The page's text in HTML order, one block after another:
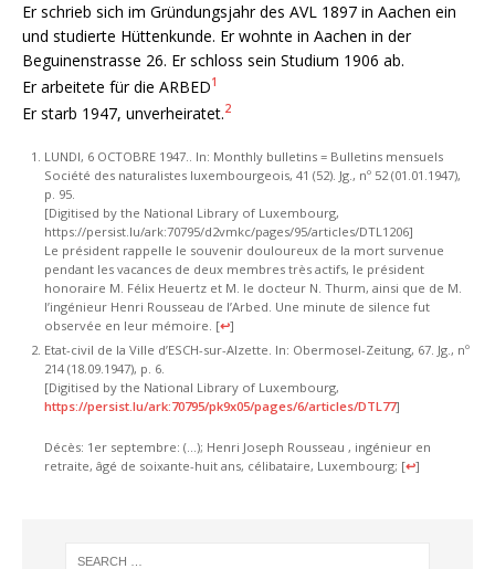
Er schrieb sich im Gründungsjahr des AVL 1897 in Aachen ein
und studierte Hüttenkunde. Er wohnte in Aachen in der
Beguinenstrasse 26. Er schloss sein Studium 1906 ab.
Er arbeitete für die ARBED1
Er starb 1947, unverheiratet.2
LUNDI, 6 OCTOBRE 1947.. In: Monthly bulletins = Bulletins mensuels
Société des naturalistes luxembourgeois, 41 (52). Jg., nº 52 (01.01.1947),
p. 95.
[Digitised by the National Library of Luxembourg,
https://persist.lu/ark:70795/d2vmkc/pages/95/articles/DTL1206]
Le président rappelle le souvenir douloureux de la mort survenue
pendant les vacances de deux membres très actifs, le président
honoraire M. Félix Heuertz et M. le docteur N. Thurm, ainsi que de M.
l’ingénieur Henri Rousseau de l’Arbed. Une minute de silence fut
observée en leur mémoire. [↩]
Etat-civil de la Ville d’ESCH-sur-Alzette. In: Obermosel-Zeitung, 67. Jg., nº
214 (18.09.1947), p. 6.
[Digitised by the National Library of Luxembourg,
https://persist.lu/ark:70795/pk9x05/pages/6/articles/DTL77]
Décès: 1er septembre: (…); Henri Joseph Rousseau , ingénieur en
retraite, âgé de soixante-huit ans, célibataire, Luxembourg; [↩]